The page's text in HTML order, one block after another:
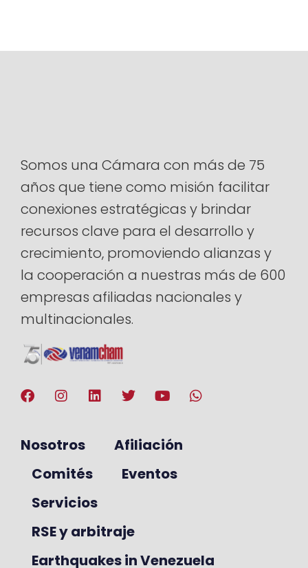
Somos una Cámara con más de 75
años que tiene como misión facilitar
conexiones estratégicas y brindar
recursos clave para el desarrollo y
crecimiento, promoviendo alianzas y
la cooperación a nuestras más de 600
empresas afiliadas nacionales y
multinacionales.
Nosotros
Afiliación
Comités
Eventos
Servicios
RSE y arbitraje
Earthquakes in Venezuela